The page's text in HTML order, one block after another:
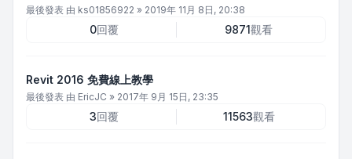
最後發表 由 ks01856922 » 2019年 11月 8日, 20:38
0回覆 9871觀看
Revit 2016 免費線上教學
最後發表 由 EricJC » 2017年 9月 15日, 23:35
3回覆 11563觀看